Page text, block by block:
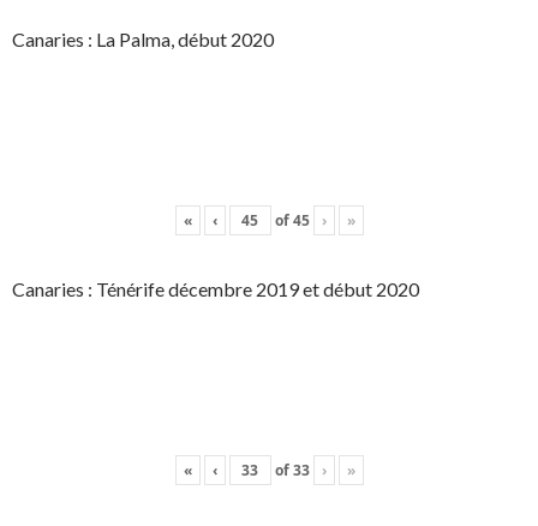
Canaries : La Palma, début 2020
« ‹ of45 › »
Canaries : Ténérife décembre 2019 et début 2020
« ‹ of33 › »